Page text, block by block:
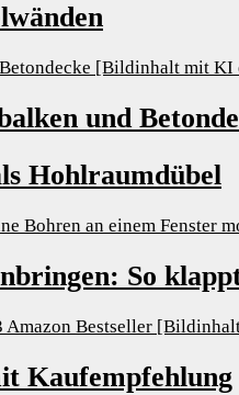
und
Hohlraumdübel
So
Kaufempfehlung